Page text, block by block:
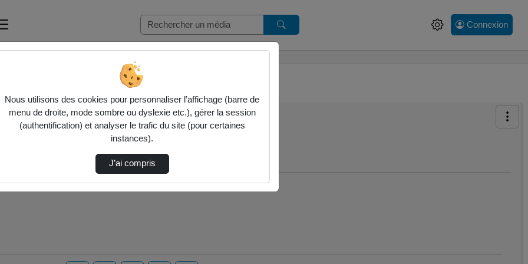
Connexion
Nous utilisons des cookies pour personnaliser l’affichage (barre de
menu de droite, mode sombre ou dyslexie etc.), gérer la session
(authentification) et analyser le trafic du site (pour certaines
instances).
J’ai compris